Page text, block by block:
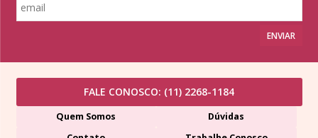
ENVIAR
FALE CONOSCO: (11) 2268-1184
Quem Somos
Dúvidas